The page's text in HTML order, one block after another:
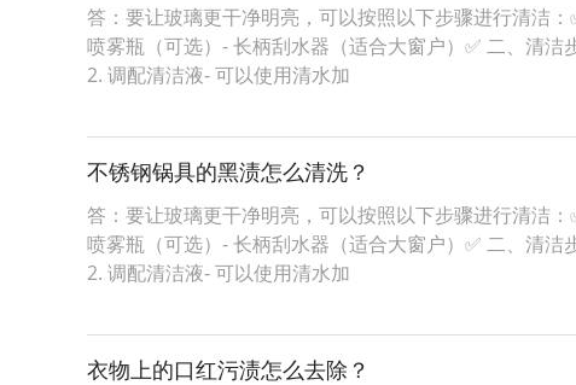
答：要让玻璃更干净明亮，可以按照以下步骤进行清洁
喷雾瓶（可选）- 长柄刮水器（适合大窗户）✅ 二、清
2. 调配清洁液- 可以使用清水加
不锈钢锅具的黑渍怎么清洗？
答：要让玻璃更干净明亮，可以按照以下步骤进行清洁
喷雾瓶（可选）- 长柄刮水器（适合大窗户）✅ 二、清
2. 调配清洁液- 可以使用清水加
衣物上的口红污渍怎么去除？